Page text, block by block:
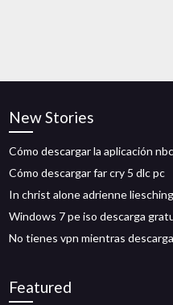
New Stories
Cómo descargar la aplicación
Cómo descargar far cry 5 dlc pc
In christ alone adrienne
Windows 7 pe iso descarga
No tienes vpn mientras
Featured